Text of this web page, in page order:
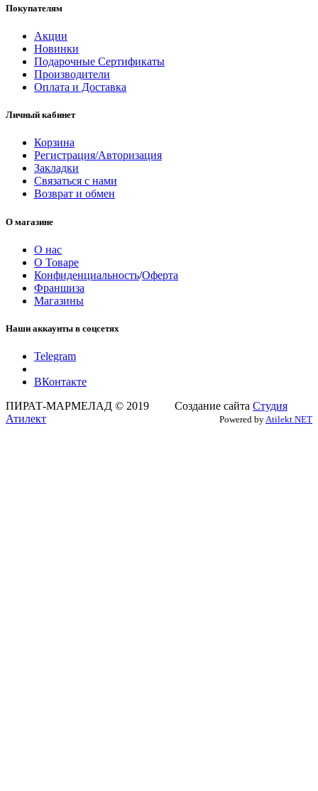
Покупателям
Акции
Новинки
Подарочные Сертификаты
Производители
Оплата и Доставка
Личный кабинет
Корзина
Регистрация/Авторизация
Закладки
Связаться с нами
Возврат и обмен
О магазине
О нас
О Товаре
Конфиденциальность/Оферта
Франшиза
Магазины
Наши аккаунты в соцсетях
Telegram
ВКонтакте
ПИРАТ-МАРМЕЛАД © 2019 Создание сайта Студия
Атилект
Powered byAtilekt.NET